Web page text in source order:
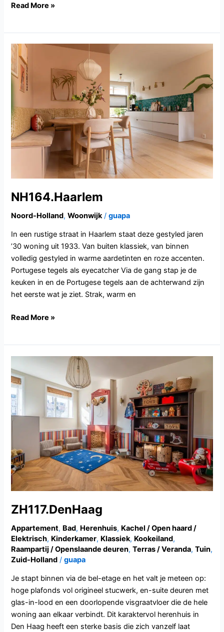
Read More »
NH164.Haarlem
Noord-Holland,Woonwijk/guapa
In een rustige straat in Haarlem staat deze gestyled jaren
’30 woning uit 1933. Van buiten klassiek, van binnen
volledig gestyled in warme aardetinten en roze accenten.
Portugese tegels als eyecatcher Via de gang stap je de
keuken in en de Portugese tegels aan de achterwand zijn
het eerste wat je ziet. Strak, warm en
NH164.Haarlem
Read More »
ZH117.DenHaag
Appartement, Bad, Herenhuis, Kachel / Open haard /
Elektrisch, Kinderkamer, Klassiek, Kookeiland,
Raampartij / Openslaande deuren,Terras / Veranda,Tuin,
Zuid-Holland /guapa
Je stapt binnen via de bel-etage en het valt je meteen op:
hoge plafonds vol origineel stucwerk, en-suite deuren met
glas-in-lood en een doorlopende visgraatvloer die de hele
woning aan elkaar verbindt. Dit karaktervol herenhuis in
Den Haag heeft een sterke basis die zich vanzelf laat